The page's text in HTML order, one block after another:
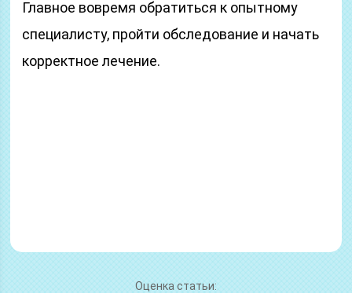
Главное вовремя обратиться к опытному
специалисту, пройти обследование и начать
корректное лечение.
Оценка статьи: